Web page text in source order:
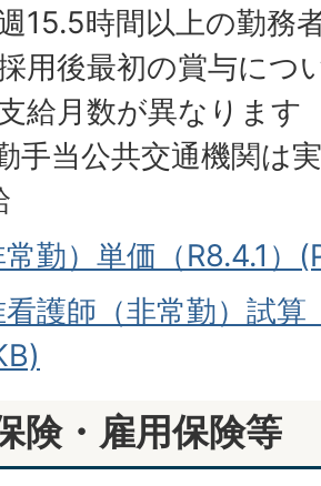
15.5時間以上の勤務
用後最初の賞与につ
給月数が異なります
手当公共交通機関は
勤）単価（R8.4.1）
護師（非常勤）試算
険・雇用保険等